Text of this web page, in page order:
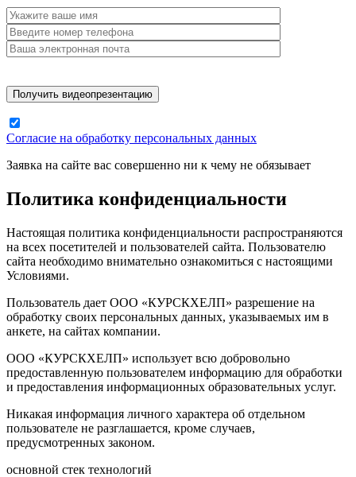
Согласие на обработку персональных данных
Заявка на сайте вас совершенно ни к чему не обязывает
Политика конфиденциальности
Настоящая политика конфиденциальности распространяются
на всех посетителей и пользователей сайта. Пользователю
сайта необходимо внимательно ознакомиться с настоящими
Условиями.
Пользователь дает ООО «КУРСКХЕЛП» разрешение на
обработку своих персональных данных, указываемых им в
анкете, на сайтах компании.
ООО «КУРСКХЕЛП» использует всю добровольно
предоставленную пользователем информацию для обработки
и предоставления информационных образовательных услуг.
Никакая информация личного характера об отдельном
пользователе не разглашается, кроме случаев,
предусмотренных законом.
основной стек технологий